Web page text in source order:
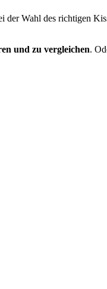
der Wahl des richtigen
und zu vergleichen.